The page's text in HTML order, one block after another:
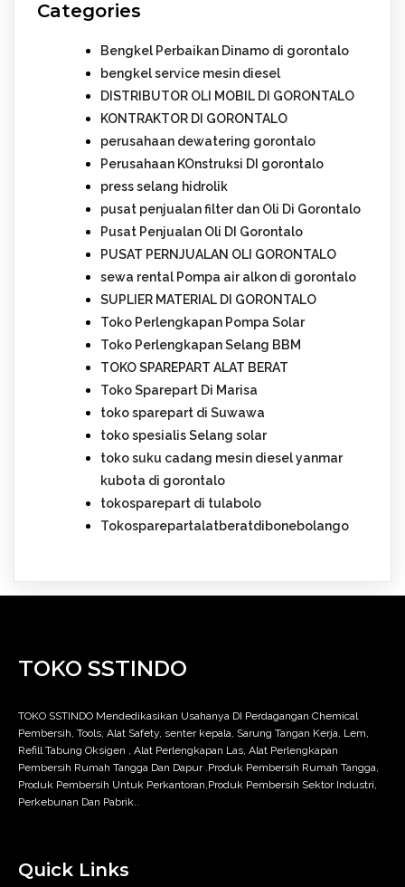
Categories
Bengkel Perbaikan Dinamo di gorontalo
bengkel service mesin diesel
DISTRIBUTOR OLI MOBIL DI GORONTALO
KONTRAKTOR DI GORONTALO
perusahaan dewatering gorontalo
Perusahaan KOnstruksi DI gorontalo
press selang hidrolik
pusat penjualan filter dan Oli Di Gorontalo
Pusat Penjualan Oli DI Gorontalo
PUSAT PERNJUALAN OLI GORONTALO
sewa rental Pompa air alkon di gorontalo
SUPLIER MATERIAL DI GORONTALO
Toko Perlengkapan Pompa Solar
Toko Perlengkapan Selang BBM
TOKO SPAREPART ALAT BERAT
Toko Sparepart Di Marisa
toko sparepart di Suwawa
toko spesialis Selang solar
toko suku cadang mesin diesel yanmar
kubota di gorontalo
tokosparepart di tulabolo
Tokosparepartalatberatdibonebolango
TOKO SSTINDO
TOKO SSTINDO Mendedikasikan Usahanya DI Perdagangan Chemical
Pembersih, Tools, Alat Safety, senter kepala, Sarung Tangan Kerja, Lem,
Refill Tabung Oksigen , Alat Perlengkapan Las, Alat Perlengkapan
Pembersih Rumah Tangga Dan Dapur .Produk Pembersih Rumah Tangga,
Produk Pembersih Untuk Perkantoran,Produk Pembersih Sektor Industri,
Perkebunan Dan Pabrik..
Quick Links